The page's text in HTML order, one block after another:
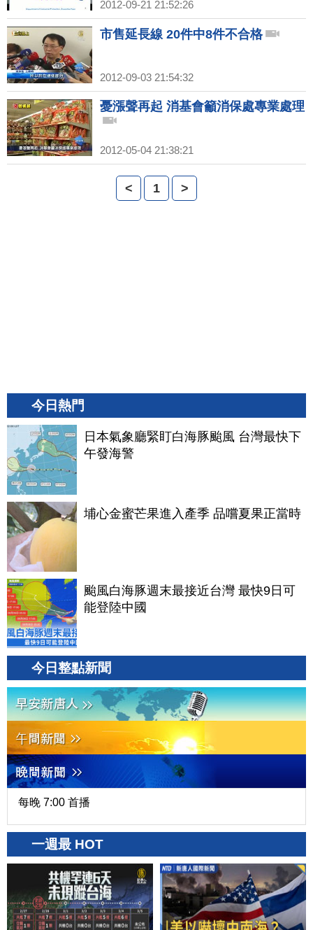
2012-09-21 21:52:26
市售延長線 20件中8件不合格
2012-09-03 21:54:32
憂漲聲再起 消基會籲消保處專業處理
2012-05-04 21:38:21
< 1 >
今日熱門
日本氣象廳緊盯白海豚颱風 台灣最快下
午發海警
埔心金蜜芒果進入產季 品嚐夏果正當時
颱風白海豚週末最接近台灣 最快9日可
能登陸中國
今日整點新聞
每晚 7:00 首播
一週最 HOT